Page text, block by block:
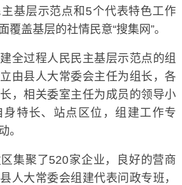
基层示范点和5个代表特色工作
覆盖基层的社情民意“搜集网”。
过程人民民主基层示范点的组
由县人大常委会主任为组长，各
，相关委室主任为成员的领导小
身特长、站点区位，组建工作专
。
聚了520家企业，良好的营商
人大常委会组建代表问政专班，